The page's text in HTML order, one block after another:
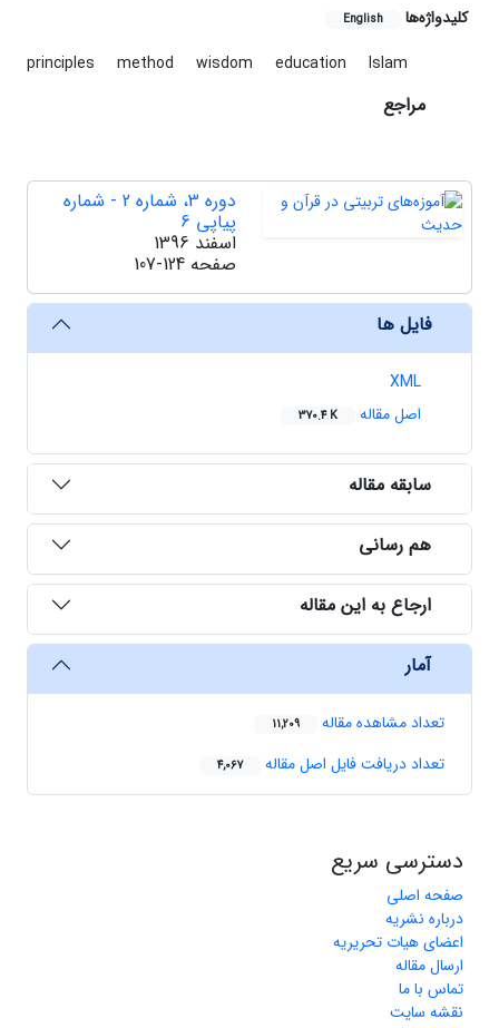
کلیدواژه‌ها English
principles method wisdom education Islam
مراجع
دوره 3، شماره 2 - شماره
پیاپی 6
اسفند 1396
صفحه 107-124
فایل ها
XML
اصل مقاله
370.4 K
سابقه مقاله
هم رسانی
ارجاع به این مقاله
آمار
تعداد مشاهده مقاله 11,209
تعداد دریافت فایل اصل مقاله 4,067
دسترسی سریع
صفحه اصلی
درباره نشریه
اعضای هیات تحریریه
ارسال مقاله
تماس با ما
نقشه سایت